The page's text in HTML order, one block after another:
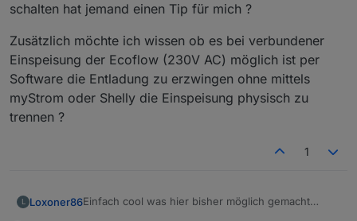
schalten hat jemand einen Tip für mich ?
Zusätzlich möchte ich wissen ob es bei verbundener
Einspeisung der Ecoflow (230V AC) möglich ist per
Software die Entladung zu erzwingen ohne mittels
myStrom oder Shelly die Einspeisung physisch zu
trennen ?
1
L Loxoner86Einfach cool was hier bisher möglich gemacht